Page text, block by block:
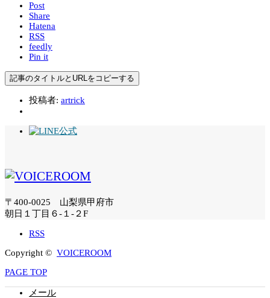
Post
Share
Hatena
RSS
feedly
Pin it
記事のタイトルとURLをコピーする
投稿者: artrick
〒400-0025 山梨県甲府市
朝日１丁目６-１-２F
RSS
Copyright © VOICEROOM
PAGE TOP
メール